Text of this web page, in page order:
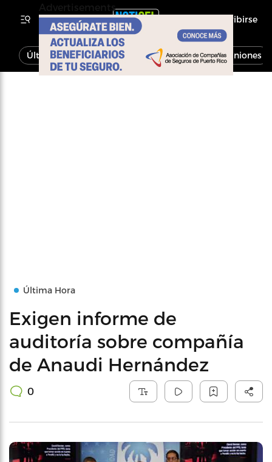
Inscribirse
Última Hora Noticias Economía Opiniones
Última Hora
Exigen informe de
auditoría sobre compañía
de Anaudi Hernández
0
Advertisements